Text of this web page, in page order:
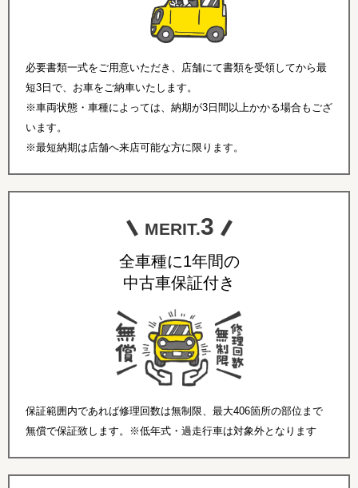
必要書類一式をご用意いただき、店舗にて書類を受領してから最
短3日で、お車をご納車いたします。
※車両状態・車種によっては、納期が3日間以上かかる場合もござ
います。
※最短納期は店舗へ来店可能な方に限ります。
MERIT.3
全車種に1年間の
中古車保証付き
保証範囲内であれば修理回数は無制限、最大406箇所の部位まで
無償で保証致します。※低年式・過走行車は対象外となります